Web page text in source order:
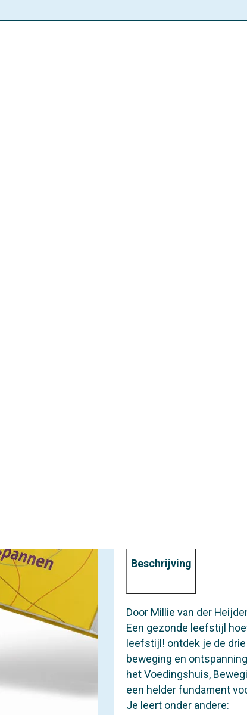
Beschrijving
Door Millie van der
Een gezonde leefstijl
leefstijl! ontdek je de
beweging en
het Voedingshuis,
een helder fundament
Je leert onder andere: